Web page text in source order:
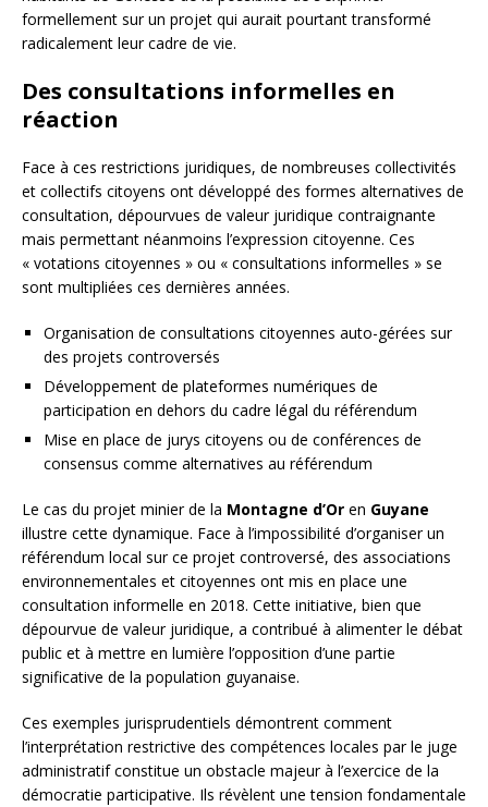
formellement sur un projet qui aurait pourtant transformé
radicalement leur cadre de vie.
Des consultations informelles en
réaction
Face à ces restrictions juridiques, de nombreuses collectivités
et collectifs citoyens ont développé des formes alternatives de
consultation, dépourvues de valeur juridique contraignante
mais permettant néanmoins l’expression citoyenne. Ces
« votations citoyennes » ou « consultations informelles » se
sont multipliées ces dernières années.
Organisation de consultations citoyennes auto-gérées sur
des projets controversés
Développement de plateformes numériques de
participation en dehors du cadre légal du référendum
Mise en place de jurys citoyens ou de conférences de
consensus comme alternatives au référendum
Le cas du projet minier de la Montagne d’Or en Guyane
illustre cette dynamique. Face à l’impossibilité d’organiser un
référendum local sur ce projet controversé, des associations
environnementales et citoyennes ont mis en place une
consultation informelle en 2018. Cette initiative, bien que
dépourvue de valeur juridique, a contribué à alimenter le débat
public et à mettre en lumière l’opposition d’une partie
significative de la population guyanaise.
Ces exemples jurisprudentiels démontrent comment
l’interprétation restrictive des compétences locales par le juge
administratif constitue un obstacle majeur à l’exercice de la
démocratie participative. Ils révèlent une tension fondamentale